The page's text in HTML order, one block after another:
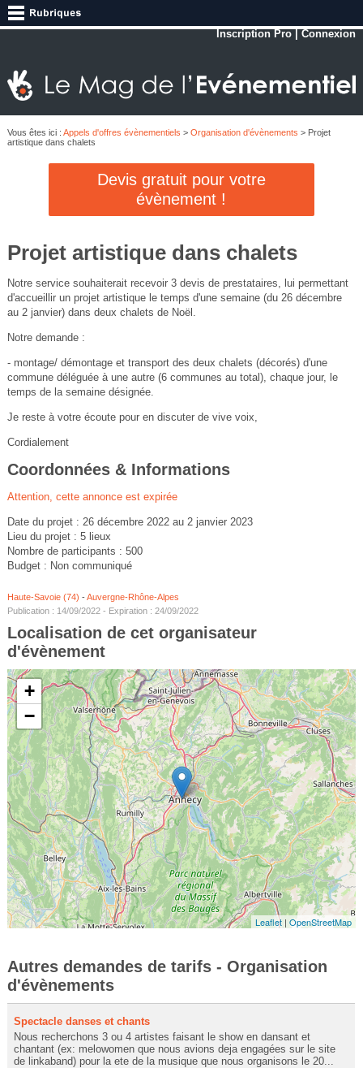
Inscription Pro |Connexion
Vous êtes ici : Appels d'offres évènementiels > Organisation d'évènements > Projet
artistique dans chalets
Devis gratuit pour votre
évènement !
Projet artistique dans chalets
Notre service souhaiterait recevoir 3 devis de prestataires, lui permettant
d'accueillir un projet artistique le temps d'une semaine (du 26 décembre
au 2 janvier) dans deux chalets de Noël.
Notre demande :
- montage/ démontage et transport des deux chalets (décorés) d'une
commune déléguée à une autre (6 communes au total), chaque jour, le
temps de la semaine désignée.
Je reste à votre écoute pour en discuter de vive voix,
Cordialement
Coordonnées & Informations
Attention, cette annonce est expirée
Date du projet : 26 décembre 2022 au 2 janvier 2023
Lieu du projet : 5 lieux
Nombre de participants : 500
Budget : Non communiqué
Haute-Savoie (74) -Auvergne-Rhône-Alpes
Publication : 14/09/2022 - Expiration : 24/09/2022
Localisation de cet organisateur
d'évènement
+
−
Leaflet |OpenStreetMap
Autres demandes de tarifs - Organisation
d'évènements
Spectacle danses et chants
Nous recherchons 3 ou 4 artistes faisant le show en dansant et
chantant (ex: melowomen que nous avions deja engagées sur le site
de linkaband) pour la ete de la musique que nous organisons le 20...